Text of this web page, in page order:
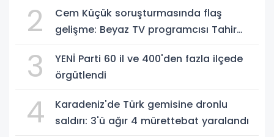
2
Cem Küçük soruşturmasında flaş
gelişme: Beyaz TV programcısı Tahir
3
YENİ Parti 60 il ve 400'den fazla ilçede
örgütlendi
4
Karadeniz'de Türk gemisine dronlu
saldırı: 3'ü ağır 4 mürettebat yaralandı